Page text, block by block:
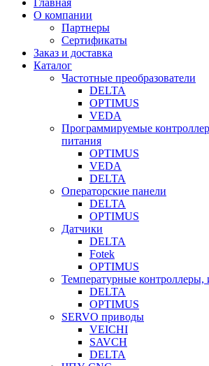
Главная
О компании
Партнеры
Сертификаты
Заказ и доставка
Каталог
Частотные преобразователи
DELTA
OPTIMUS
VEDA
Программируемые
питания
OPTIMUS
VEDA
DELTA
Операторские панели
DELTA
OPTIMUS
Датчики
DELTA
Fotek
OPTIMUS
Температурные контроллеры,
DELTA
OPTIMUS
SERVO приводы
VEICHI
SAVCH
DELTA